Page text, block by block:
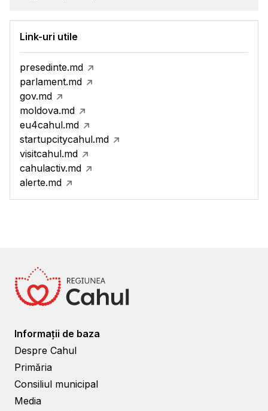
Link-uri utile
presedinte.md
parlament.md
gov.md
moldova.md
eu4cahul.md
startupcitycahul.md
visitcahul.md
cahulactiv.md
alerte.md
Informații de baza
Despre Cahul
Primăria
Consiliul municipal
Media